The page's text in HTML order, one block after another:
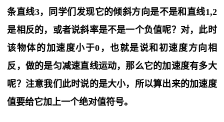
条直线3，同学们发现它的倾斜方向是不是和直线1,2
是相反的，或者说斜率是不是一个负值呢？对，此时
该物体的加速度小于0，也就是说和初速度方向相
反，做的是匀减速直线运动，那么它的加速度有多大
呢？注意我们此时说的是大小，所以算出来的加速度
值要给它加上一个绝对值符号。